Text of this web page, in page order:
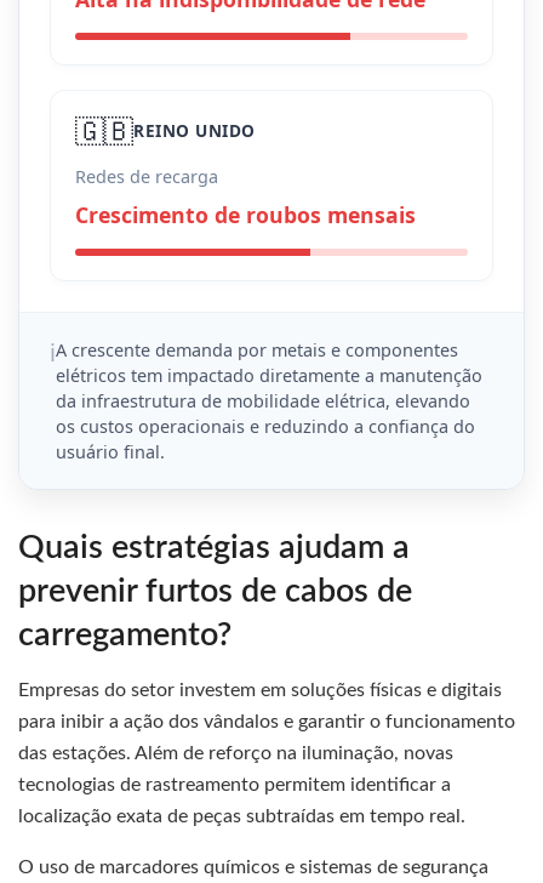
🇬🇧REINO UNIDO
Redes de recarga
Crescimento de roubos mensais
ℹ️A crescente demanda por metais e componentes
elétricos tem impactado diretamente a manutenção
da infraestrutura de mobilidade elétrica, elevando
os custos operacionais e reduzindo a confiança do
usuário final.
Quais estratégias ajudam a
prevenir furtos de cabos de
carregamento?
Empresas do setor investem em soluções físicas e digitais
para inibir a ação dos vândalos e garantir o funcionamento
das estações. Além de reforço na iluminação, novas
tecnologias de rastreamento permitem identificar a
localização exata de peças subtraídas em tempo real.
O uso de marcadores químicos e sistemas de segurança